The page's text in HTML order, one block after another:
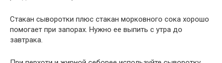
Стакан сыворотки плюс стакан морковного сока хорошо
помогает при запорах. Нужно ее выпить с утра до
завтрака.